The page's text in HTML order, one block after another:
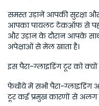
समस्त उड़ानें आपकी सुरक्षा
आपका पायलट टेकऑफ से
और उड़ान के दौरान आपके
अपेक्षाओं से मेल खाता है।
इस पैरा-ग्लाइडिंग टूर को
फेथीये में सभी पैरा-ग्लाइडिंग
टूर कई प्रमुख कारणों से अलग